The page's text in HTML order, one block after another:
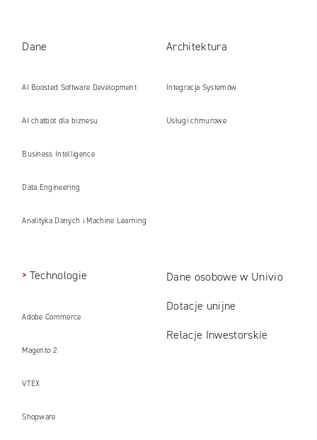
Dane
AI Boosted Software Development
AI chatbot dla biznesu
Business Intelligence
Data Engineering
Analityka Danych i Machine Learning
Architektura
Integracja Systemów
Usługi chmurowe
Technologie
Adobe Commerce
Magento 2
VTEX
Shopware
Dane osobowe w Univio
Dotacje unijne
Relacje Inwestorskie